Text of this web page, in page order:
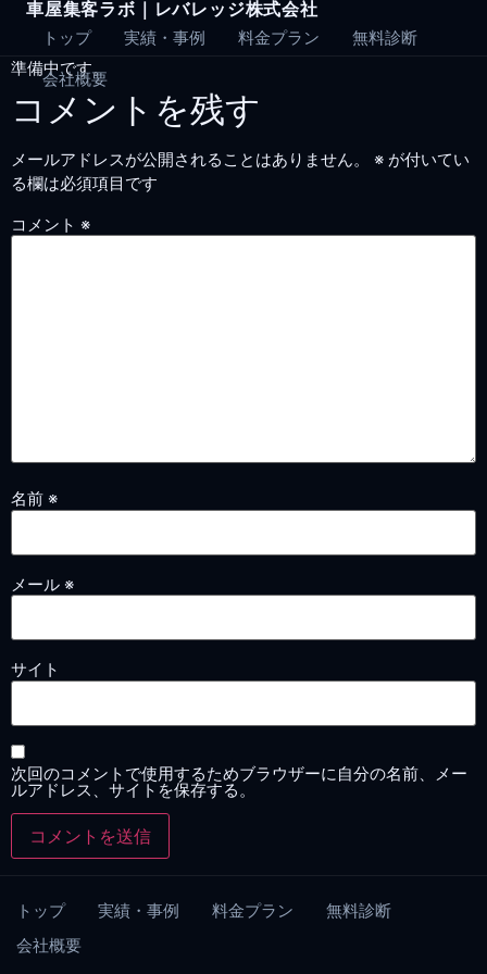
Skip
content
車屋集客ラボ｜レバレッジ株式会社
トップ 実績・事例 料金プラン
無料診断
会社概要
準備中です。
コメントを残す
メールアドレスが公開されることはありません。 ※ が付いてい
る欄は必須項目です
コメント ※
名前 ※
メール ※
サイト
次回のコメントで使用するためブラウザーに自分の名前、メー
ルアドレス、サイトを保存する。
トップ 実績・事例 料金プラン
無料診断
会社概要